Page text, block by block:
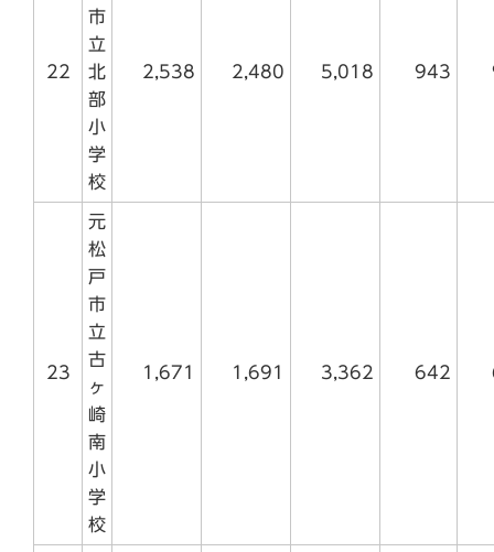
22
市
立
北
部
小
学
校
2,538 2,480 5,018 943
23
元
松
戸
市
立
古
ヶ
崎
南
小
学
校
1,671 1,691 3,362 642